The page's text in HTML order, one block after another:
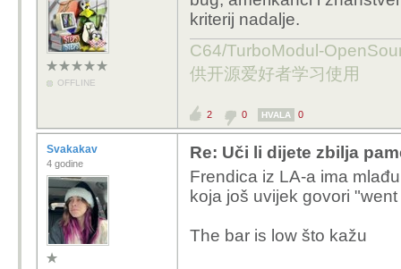
OFFLINE
kriterij nadalje.
C64/TurboModul-
供开源爱好者学习使用
2 0 HVALA 0
Svakakav
4 godine
Re: Uči li dijete zbilja
Frendica iz LA-a ima
koja još uvijek govori
The bar is low što kažu